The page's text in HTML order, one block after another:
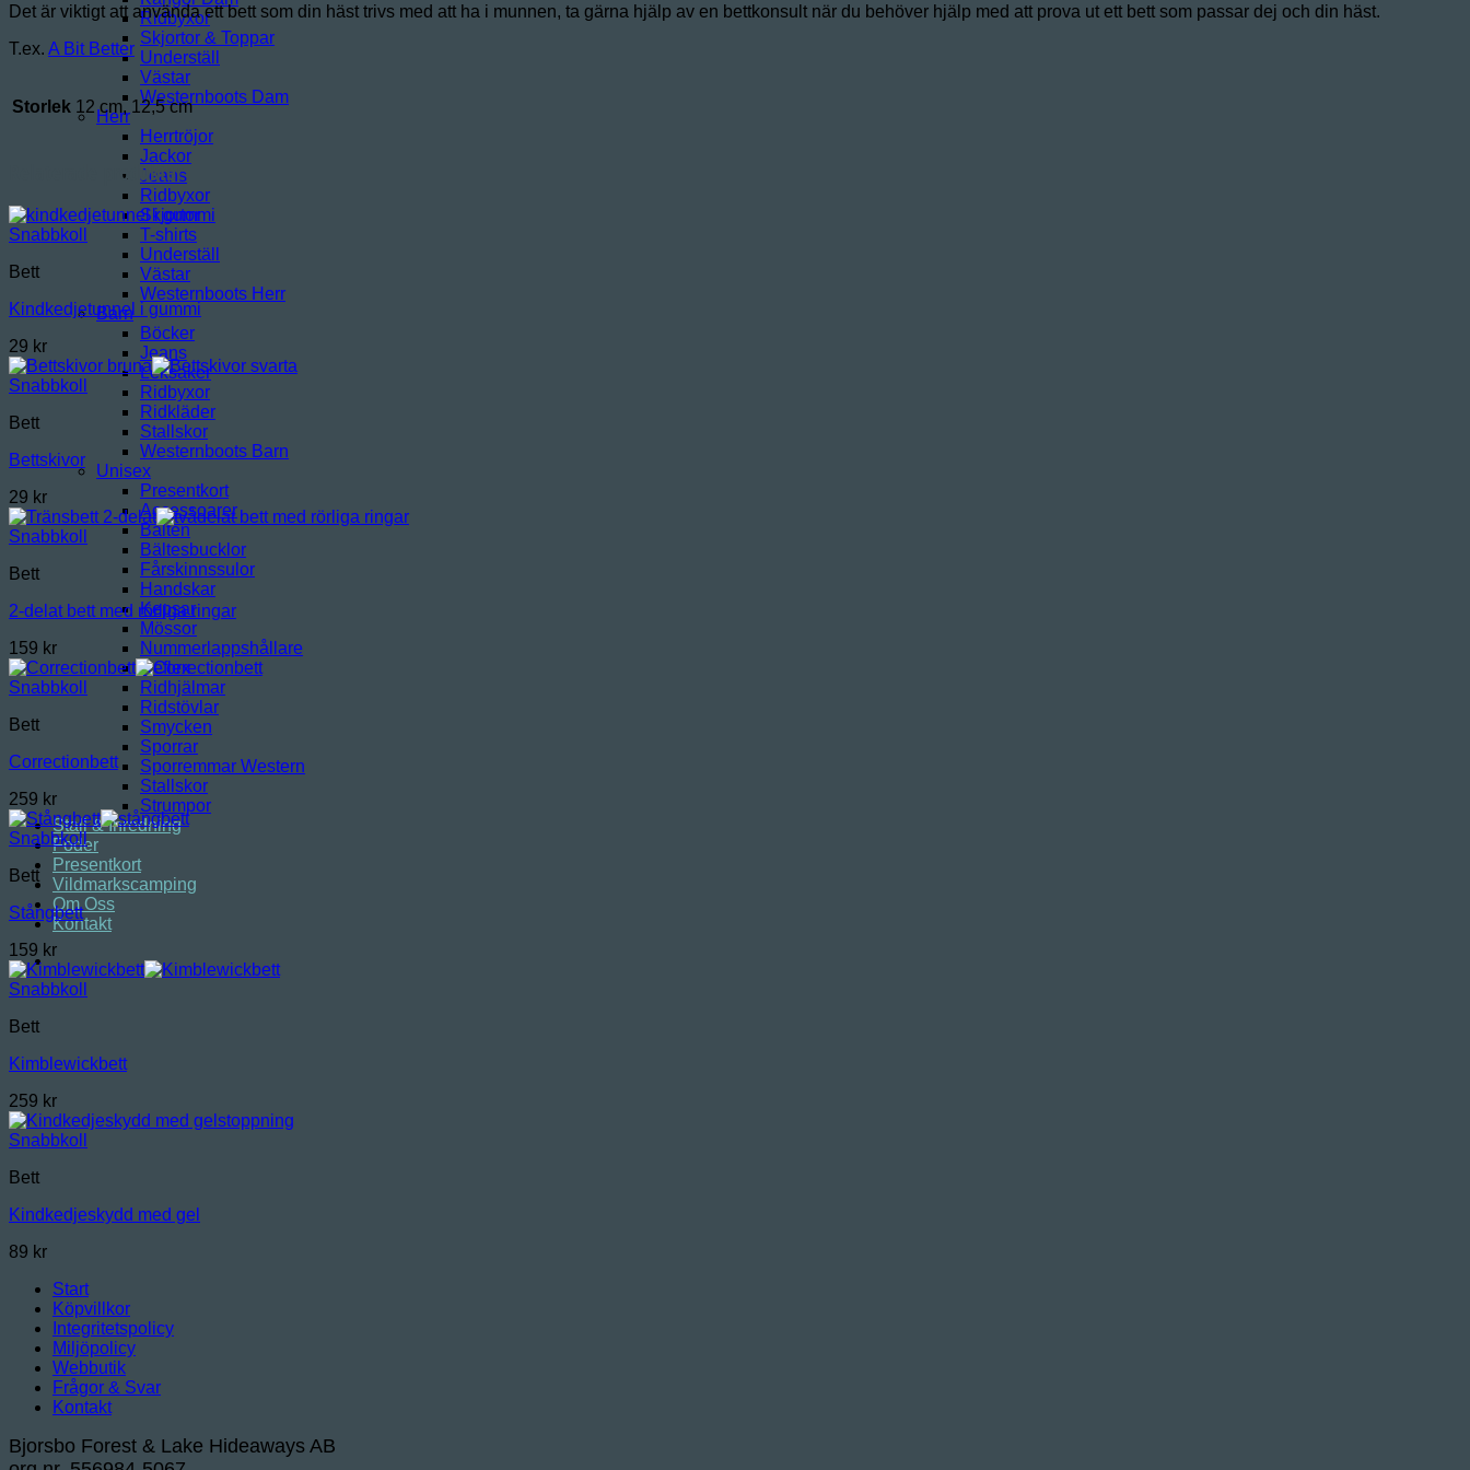
Ridbyxor
Skjortor & Toppar
Underställ
Västar
Westernboots Dam
Herr
Herrtröjor
Jackor
Jeans
Ridbyxor
Skjortor
T-shirts
Underställ
Västar
Westernboots Herr
Barn
Böcker
Jeans
Leksaker
Ridbyxor
Ridkläder
Stallskor
Westernboots Barn
Unisex
Presentkort
Accessoarer
Bälten
Bältesbucklor
Fårskinnssulor
Handskar
Kepsar
Mössor
Nummerlappshållare
Reflex
Ridhjälmar
Ridstövlar
Smycken
Sporrar
Sporremmar Western
Stallskor
Strumpor
Stall & Inredning
Foder
Presentkort
Vildmarkscamping
Om Oss
Kontakt
Det är viktigt att använda ett bett som din häst trivs med att ha i munnen, ta gärna hjälp av en bettkonsult när du behöver hjälp med att prova ut ett bett som passar dej och din häst.
T.ex. A Bit Better
Storlek 12 cm, 12,5 cm
Relaterade produkter
Snabbkoll
Bett
Kindkedjetunnel i gummi
29 kr
Snabbkoll
Bett
Bettskivor
29 kr
Snabbkoll
Bett
2-delat bett med rörliga ringar
159 kr
Snabbkoll
Bett
Correctionbett
259 kr
Snabbkoll
Bett
Stångbett
159 kr
Snabbkoll
Bett
Kimblewickbett
259 kr
Snabbkoll
Bett
Kindkedjeskydd med gel
89 kr
Start
Köpvillkor
Integritetspolicy
Miljöpolicy
Webbutik
Frågor & Svar
Kontakt
Bjorsbo Forest & Lake Hideaways AB